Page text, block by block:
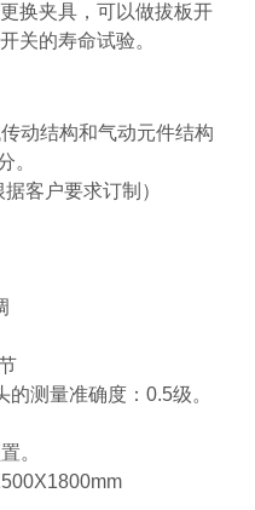
换夹具，可以做拔板开
关的寿命试验。
动结构和气动元件结构
。
据客户要求订制 ）
的测量准确度：0.5级。
。